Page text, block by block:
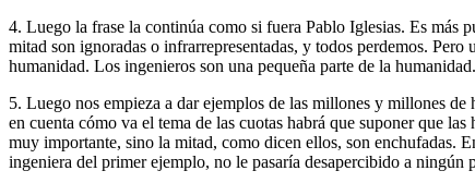
4. Luego la frase la continúa como si fuera Pablo Iglesias. Es más
mitad son ignoradas o infrarrepresentadas, y todos perdemos.
humanidad. Los ingenieros son una pequeña parte de la
5. Luego nos empieza a dar ejemplos de las millones y millones de
en cuenta cómo va el tema de las cuotas habrá que suponer que
muy importante, sino la mitad, como dicen ellos, son enchufadas.
ingeniera del primer ejemplo, no le pasaría desapercibido a ningún